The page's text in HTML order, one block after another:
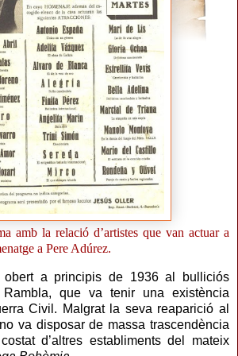
amb la relació d’artistes que van actuar a
a Pere Adúrez.
obert a principis de 1936 al bulliciós
que va tenir una existència
Civil. Malgrat la seva reaparició al
va disposar de massa trascendència
d’altres establiments del mateix